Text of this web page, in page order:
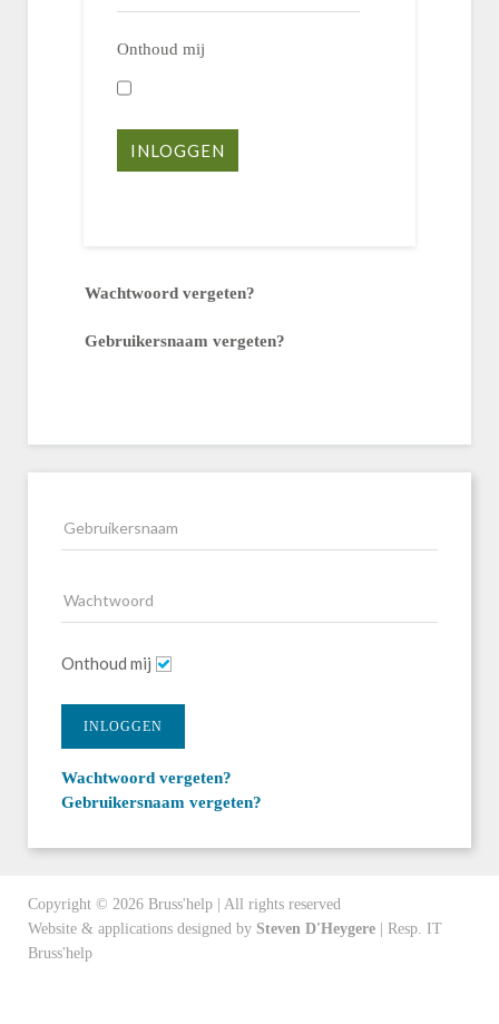
Onthoud mij
INLOGGEN
Wachtwoord vergeten?
Gebruikersnaam vergeten?
Onthoud mij
INLOGGEN
Wachtwoord vergeten?
Gebruikersnaam vergeten?
Copyright © 2026 Bruss'help | All rights reserved
Website & applications designed by Steven D'Heygere | Resp. IT
Bruss'help